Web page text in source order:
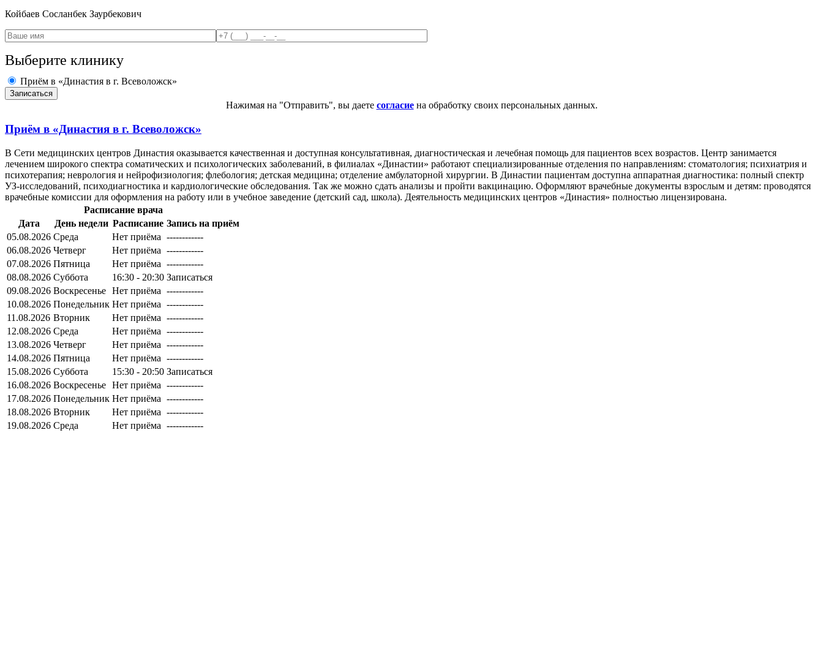
Койбаев Сосланбек Заурбекович
Выберите клинику
Приём в «Династия в г. Всеволожск»
Нажимая на "Отправить", вы даете согласиена обработку своих персональных данных.
Приём в «Династия в г. Всеволожск»
В Сети медицинских центров Династия оказывается качественная и доступная консультативная, диагностическая и лечебная помощь для пациентов всех возрастов. Центр занимается
лечением широкого спектра соматических и психологических заболеваний, в филиалах «Династии» работают специализированные отделения по направлениям: стоматология; психиатрия и
психотерапия; неврология и нейрофизиология; флебология; детская медицина; отделение амбулаторной хирургии. В Династии пациентам доступна аппаратная диагностика: полный спектр
УЗ-исследований, психодиагностика и кардиологические обследования. Так же можно сдать анализы и пройти вакцинацию. Оформляют врачебные документы взрослым и детям: проводятся
врачебные комиссии для оформления на работу или в учебное заведение (детский сад, школа). Деятельность медицинских центров «Династия» полностью лицензирована.
Расписание врача
Дата
День недели Расписание Запись на приём
05.08.2026 Среда Нет приёма ------------
06.08.2026 Четверг Нет приёма ------------
07.08.2026 Пятница Нет приёма ------------
08.08.2026 Суббота 16:30 - 20:30 Записаться
09.08.2026 Воскресенье Нет приёма ------------
10.08.2026 Понедельник Нет приёма ------------
11.08.2026 Вторник Нет приёма ------------
12.08.2026 Среда Нет приёма ------------
13.08.2026 Четверг Нет приёма ------------
14.08.2026 Пятница Нет приёма ------------
15.08.2026 Суббота 15:30 - 20:50 Записаться
16.08.2026 Воскресенье Нет приёма ------------
17.08.2026 Понедельник Нет приёма ------------
18.08.2026 Вторник Нет приёма ------------
19.08.2026 Среда Нет приёма ------------